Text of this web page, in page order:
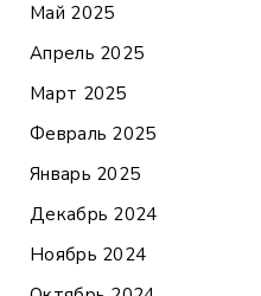
Май 2025
Апрель 2025
Март 2025
Февраль 2025
Январь 2025
Декабрь 2024
Ноябрь 2024